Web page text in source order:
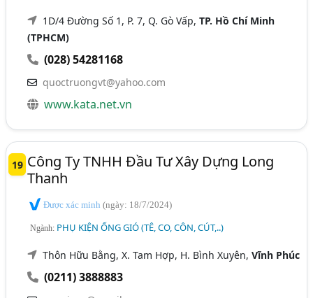
1D/4 Đường Số 1, P. 7, Q. Gò Vấp,TP. Hồ Chí Minh
(TPHCM)
(028) 54281168
quoctruongvt@yahoo.com
www.kata.net.vn
19 Công Ty TNHH Đầu Tư Xây Dựng Long
Thanh
Được xác minh(ngày: 18/7/2024)
Ngành: PHỤ KIỆN ỐNG GIÓ (TÊ, CO, CÔN, CÚT,..)
Thôn Hữu Bằng, X. Tam Hợp, H. Bình Xuyên,Vĩnh Phúc
(0211) 3888883